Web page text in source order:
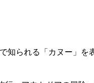
知られる「カヌー」